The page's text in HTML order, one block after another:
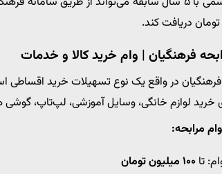
فرهنگیان | وام خرید کالا و خدمات
در واقع یک نوع تسهیلات خرید اقساطی
خرید لوازم خانگی، وسایل آموزشی، لپ‌تاپ،
مرابحه:
تا ۱۰۰ میلیون تومان